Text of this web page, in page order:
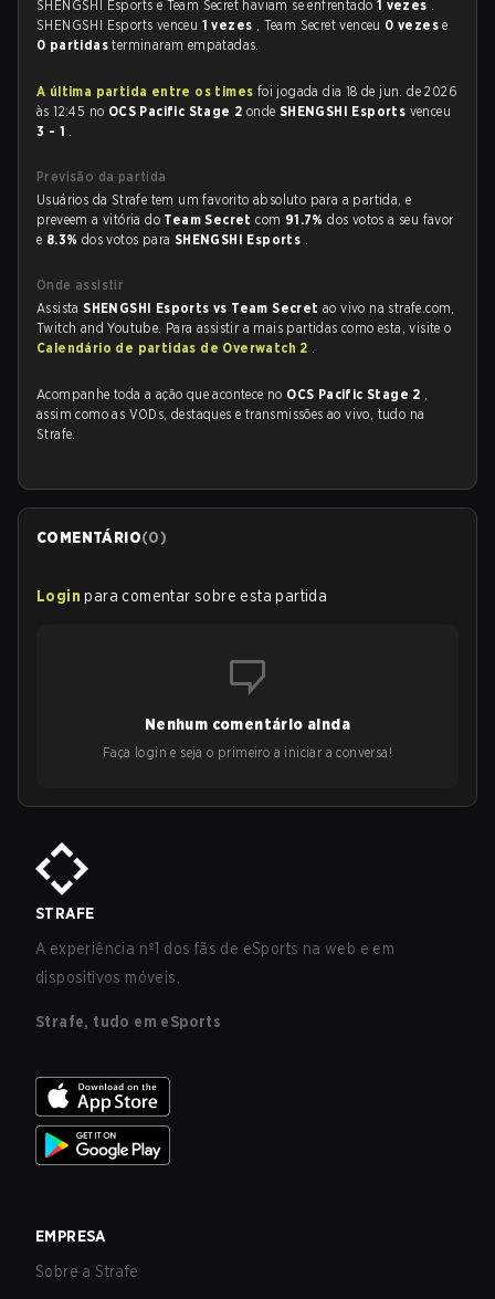
SHENGSHI Esports e Team Secret haviam se enfrentado 1 vezes .
SHENGSHI Esports venceu 1 vezes , Team Secret venceu 0 vezese
0 partidasterminaram empatadas.
A última partida entre os times foi jogada dia 18 de jun. de 2026
às 12:45 no OCS Pacific Stage 2 onde SHENGSHI Esports venceu
3 - 1 .
Previsão da partida
Usuários da Strafe tem um favorito absoluto para a partida, e
preveem a vitória do Team Secretcom 91.7%dos votos a seu favor
e 8.3% dos votos para SHENGSHI Esports .
Onde assistir
AssistaSHENGSHI Esports vs Team Secretao vivo na strafe.com,
Twitch and Youtube. Para assistir a mais partidas como esta, visite o
Calendário de partidas de Overwatch 2 .
Acompanhe toda a ação que acontece no OCS Pacific Stage 2 ,
assim como as VODs, destaques e transmissões ao vivo, tudo na
Strafe.
COMENTÁRIO(0)
Login para comentar sobre esta partida
Nenhum comentário ainda
Faça login e seja o primeiro a iniciar a conversa!
STRAFE
A experiência nº1 dos fãs de eSports na web e em
dispositivos móveis.
Strafe, tudo em eSports
EMPRESA
Sobre a Strafe